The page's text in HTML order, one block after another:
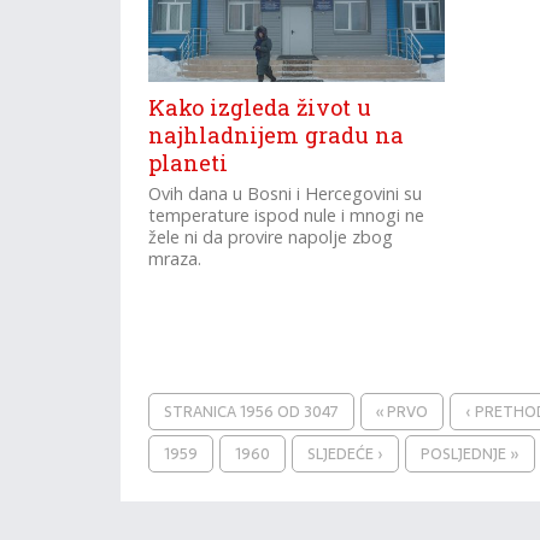
Kako izgleda život u
najhladnijem gradu na
planeti
Ovih dana u Bosni i Hercegovini su
temperature ispod nule i mnogi ne
žele ni da provire napolje zbog
mraza.
STRANICA 1956 OD 3047 « PRVO ‹
1959
1960 SLJEDEĆE › POSLJEDNJE »